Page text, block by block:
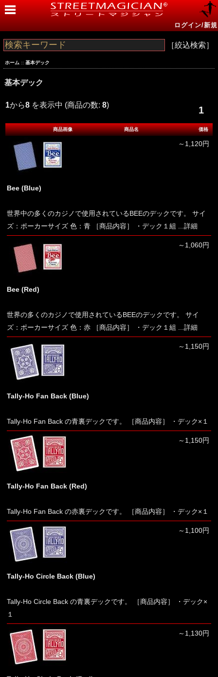
ログイン/新規
［絞込検索］
ホーム :: 基本デック
基本デック
1から8 を表示中 (商品の数: 8) 1
商品画像 商品名 価格
～1,120円
Bee (Blue)
世界中の多くのカジノで使用されているBEEのデックです。 サイ
ズ：ポーカーサイズ 色：青 ［商品内容］ ・デック１組
...詳細
～1,060円
Bee (Red)
世界の多くのカジノで使用されているBEEのデックです。 サイ
ズ：ポーカーサイズ 色：赤 ［商品内容］ ・デック１組
...詳細
～1,150円
Tally-Ho Fan Back (Blue)
Tally-Ho Fan Back の青裏デックです。 ［商品内容］ ・デック×１
～1,150円
Tally-Ho Fan Back (Red)
Tally-Ho Fan Back の赤裏デックです。 ［商品内容］ ・デック×１
～1,100円
Tally-Ho Circle Back (Blue)
Tally-Ho Circle Back の青裏デックです。 ［商品内容］ ・デック×
１
～1,130円